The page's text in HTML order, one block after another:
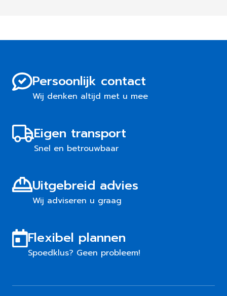
Persoonlijk contact
Wij denken altijd met u mee
Eigen transport
Snel en betrouwbaar
Uitgebreid advies
Wij adviseren u graag
Flexibel plannen
Spoedklus? Geen probleem!